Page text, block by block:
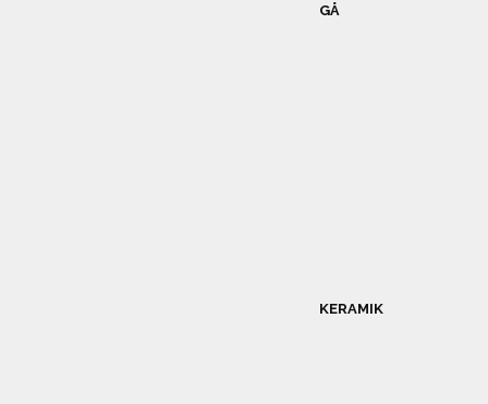
GÅ
KERAMIK